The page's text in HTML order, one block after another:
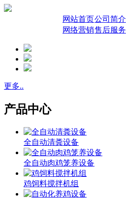
网站首页公司简介
网络营销售后服务
更多..
产品中心
全自动清粪设备
全自动肉鸡笼养设备
鸡饲料搅拌机组